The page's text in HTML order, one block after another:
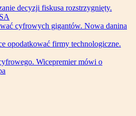
decyzji fiskusa rozstrzygnięty.
cyfrowych gigantów. Nowa danina
opodatkować firmy technologiczne.
Wicepremier mówi o